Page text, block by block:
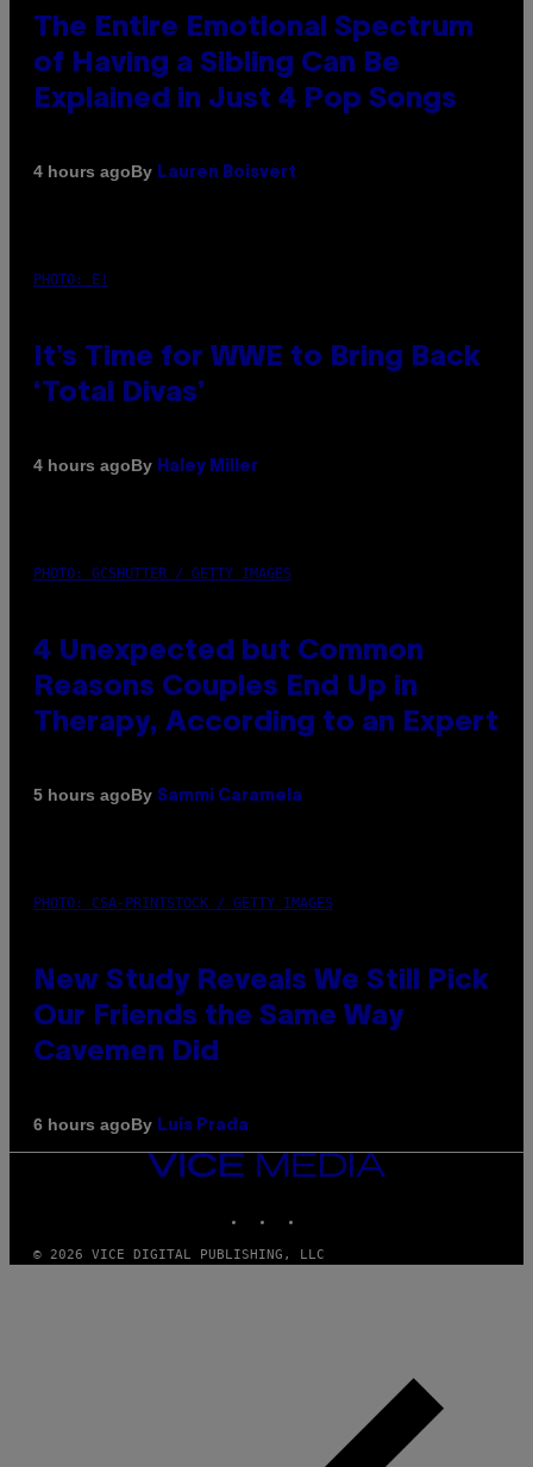
The Entire Emotional Spectrum
of Having a Sibling Can Be
Explained in Just 4 Pop Songs
4 hours agoBy Lauren Boisvert
PHOTO: E!
It’s Time for WWE to Bring Back
‘Total Divas’
4 hours agoBy Haley Miller
PHOTO: GCSHUTTER / GETTY IMAGES
4 Unexpected but Common
Reasons Couples End Up in
Therapy, According to an Expert
5 hours agoBy Sammi Caramela
PHOTO: CSA-PRINTSTOCK / GETTY IMAGES
New Study Reveals We Still Pick
Our Friends the Same Way
Cavemen Did
6 hours agoBy Luis Prada
VICE
MEDIA
© 2026 VICE DIGITAL PUBLISHING, LLC